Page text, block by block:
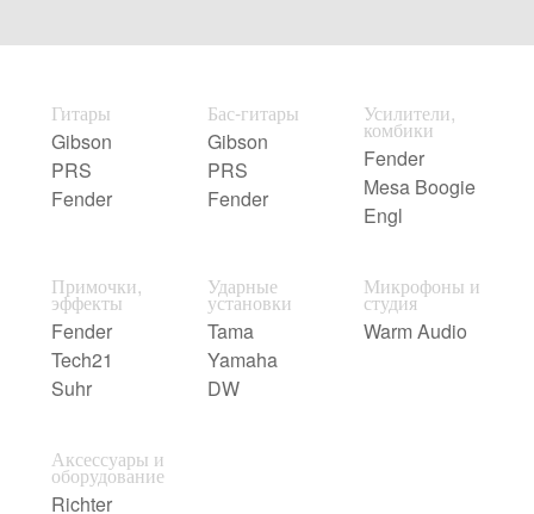
Гитары
Gibson
PRS
Fender
Бас-гитары
Gibson
PRS
Fender
Усилители,
комбики
Fender
Mesa Boogie
Engl
Примочки,
эффекты
Fender
Tech21
Suhr
Ударные
установки
Tama
Yamaha
DW
Микрофоны и
студия
Warm Audio
Аксессуары и
оборудование
Richter